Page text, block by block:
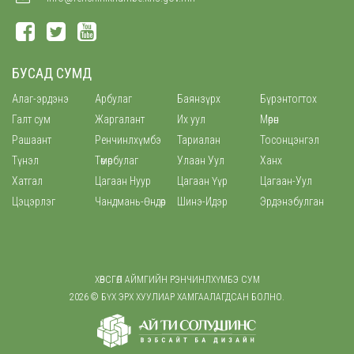
БУСАД СУМД
Алаг-эрдэнэ Арбулаг Баянзүрх
Бүрэнтогтох
Галт сум
Жаргалант Их уул
Мөрөн
Рашаант
Ренчинлхүмбэ Тариалан
Тосонцэнгэл
Түнэл
Төмөрбулаг Улаан Уул
Ханх
Хатгал
Цагаан Нуур Цагаан Үүр
Цагаан-Уул
Цэцэрлэг
Чандмань-Өндөр Шинэ-Идэр Эрдэнэбулган
ХӨВСГӨЛ АЙМГИЙН РЭНЧИНЛХҮМБЭ СУМ
2026 © БҮХ ЭРХ ХУУЛИАР ХАМГААЛАГДСАН БОЛНО.